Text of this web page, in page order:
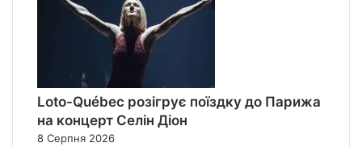
Loto-Québec розігрує поїздку до Парижа
на концерт Селін Діон
8 Серпня 2026